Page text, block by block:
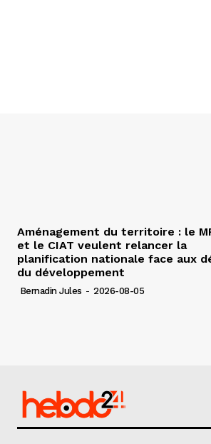
Aménagement du territoire : le
et le CIAT veulent relancer la
planification nationale face aux
du développement
Bernadin Jules - 2026-08-05